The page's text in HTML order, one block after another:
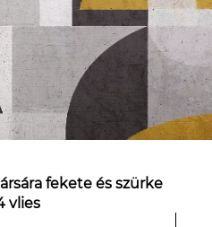
fekete és szürke
vlies